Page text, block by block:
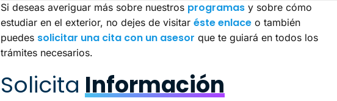
Si deseas averiguar más sobre nuestros programasy sobre cómo
estudiar en el exterior, no dejes de visitar éste enlaceo también
puedes solicitar una cita con un asesor que te guiará en todos los
trámites necesarios.
Solicita Información